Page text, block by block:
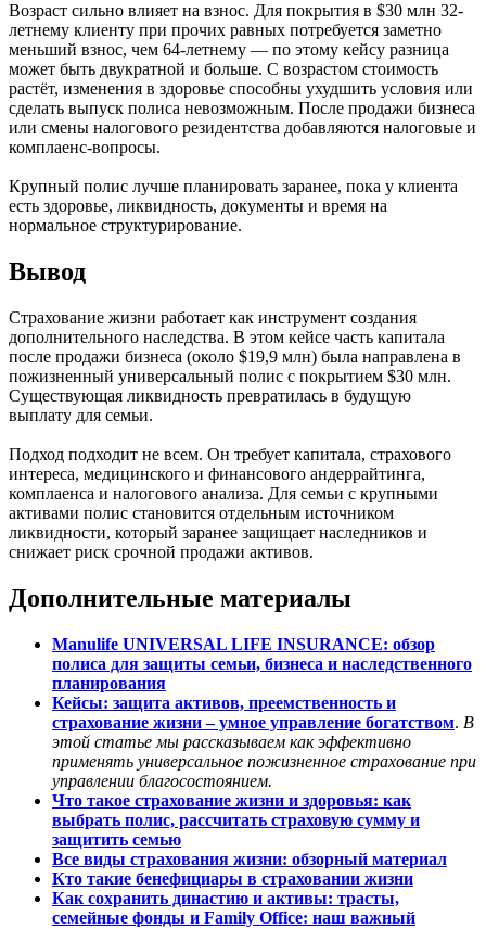
Возраст сильно влияет на взнос. Для покрытия в $30 млн 32-
летнему клиенту при прочих равных потребуется заметно
меньший взнос, чем 64-летнему — по этому кейсу разница
может быть двукратной и больше. С возрастом стоимость
растёт, изменения в здоровье способны ухудшить условия или
сделать выпуск полиса невозможным. После продажи бизнеса
или смены налогового резидентства добавляются налоговые и
комплаенс-вопросы.
Крупный полис лучше планировать заранее, пока у клиента
есть здоровье, ликвидность, документы и время на
нормальное структурирование.
Вывод
Страхование жизни работает как инструмент создания
дополнительного наследства. В этом кейсе часть капитала
после продажи бизнеса (около $19,9 млн) была направлена в
пожизненный универсальный полис с покрытием $30 млн.
Существующая ликвидность превратилась в будущую
выплату для семьи.
Подход подходит не всем. Он требует капитала, страхового
интереса, медицинского и финансового андеррайтинга,
комплаенса и налогового анализа. Для семьи с крупными
активами полис становится отдельным источником
ликвидности, который заранее защищает наследников и
снижает риск срочной продажи активов.
Дополнительные материалы
Manulife UNIVERSAL LIFE INSURANCE: обзор
полиса для защиты семьи, бизнеса и наследственного
планирования
Кейсы: защита активов, преемственность и
страхование жизни – умное управление богатством. В
этой статье мы рассказываем как эффективно
применять универсальное пожизненное страхование при
управлении благосостоянием.
Что такое страхование жизни и здоровья: как
выбрать полис, рассчитать страховую сумму и
защитить семью
Все виды страхования жизни: обзорный материал
Кто такие бенефициары в страховании жизни
Как сохранить династию и активы: трасты,
семейные фонды и Family Office: наш важный